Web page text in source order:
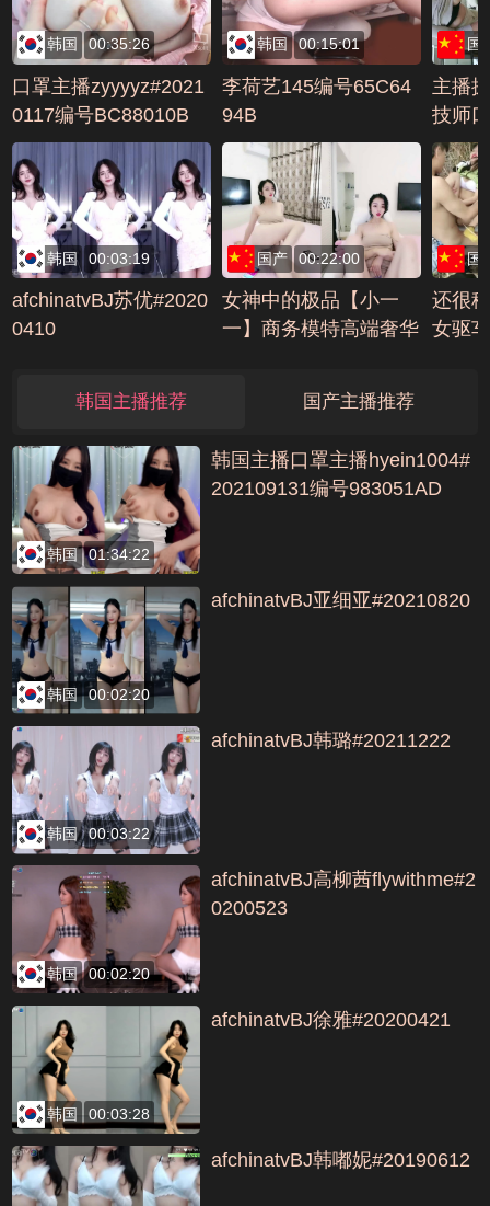
韩国 00:35:26
口罩主播zyyyyz#2021
0117编号BC88010B
韩国 00:15:01
李荷艺145编号65C64
94B
国
主播
技师
7
韩国 00:03:19
afchinatvBJ苏优#2020
0410
国产 00:22:00
女神中的极品【小一
一】商务模特高端奢华
国
还很
女驱
韩国主播推荐 国产主播推荐
韩国 01:34:22
韩国主播口罩主播hyein1004#
202109131编号983051AD
韩国 00:02:20
afchinatvBJ亚细亚#20210820
韩国 00:03:22
afchinatvBJ韩璐#20211222
韩国 00:02:20
afchinatvBJ高柳茜flywithme#2
0200523
韩国 00:03:28
afchinatvBJ徐雅#20200421
afchinatvBJ韩嘟妮#20190612